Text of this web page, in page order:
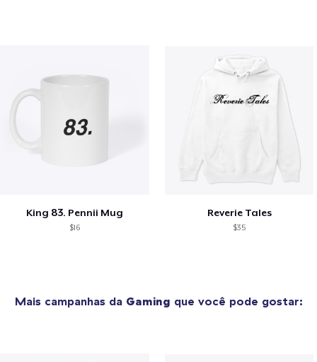
King 83. Pennii Mug
$16
Reverie Tales
$35
Mais campanhas da Gaming que você pode gostar: